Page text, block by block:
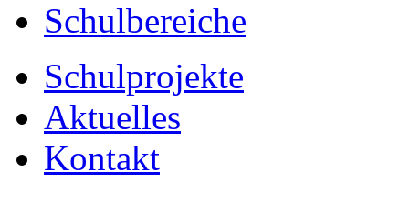
Schulbereiche
Schulprojekte
Aktuelles
Kontakt